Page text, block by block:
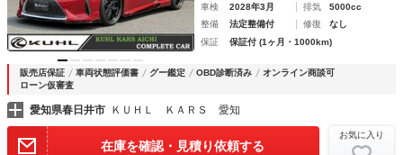
車検
2028年3月 排気
5000cc
整備
法定整備付 修復
なし
保証
保証付 (1ヶ月・1000km)
販売店保証 車両状態評価書 グー鑑定 OBD診断済み
オンライン商談可
ローン仮審査
愛知県春日井市 ＫＵＨＬ ＫＡＲＳ 愛知
在庫を確認・見積り依頼する
お気に入り